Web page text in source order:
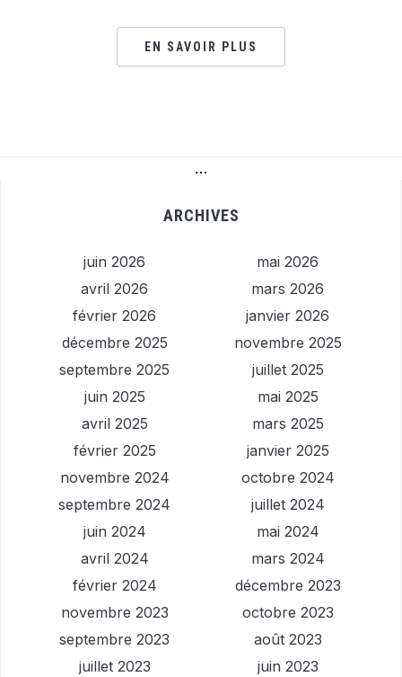
EN SAVOIR PLUS
…
ARCHIVES
juin 2026
mai 2026
avril 2026
mars 2026
février 2026
janvier 2026
décembre 2025
novembre 2025
septembre 2025
juillet 2025
juin 2025
mai 2025
avril 2025
mars 2025
février 2025
janvier 2025
novembre 2024
octobre 2024
septembre 2024
juillet 2024
juin 2024
mai 2024
avril 2024
mars 2024
février 2024
décembre 2023
novembre 2023
octobre 2023
septembre 2023
août 2023
juillet 2023
juin 2023